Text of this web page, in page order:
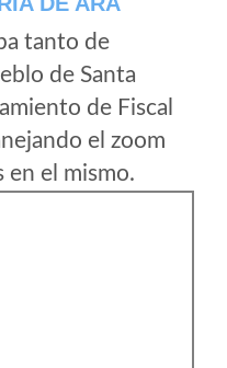
tanto de
de Santa
de Fiscal
el zoom
en el mismo.